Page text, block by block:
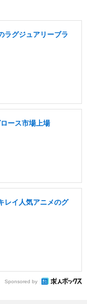
ラグジュアリーブラ
ース市場上場
レイ人気アニメのグ
Sponsored by